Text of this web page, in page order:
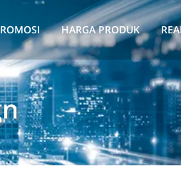
HARGA PRODUK